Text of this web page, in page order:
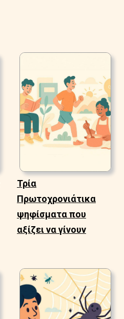
Τρία
Πρωτοχρονιάτικα
ψηφίσματα που
αξίζει να γίνουν